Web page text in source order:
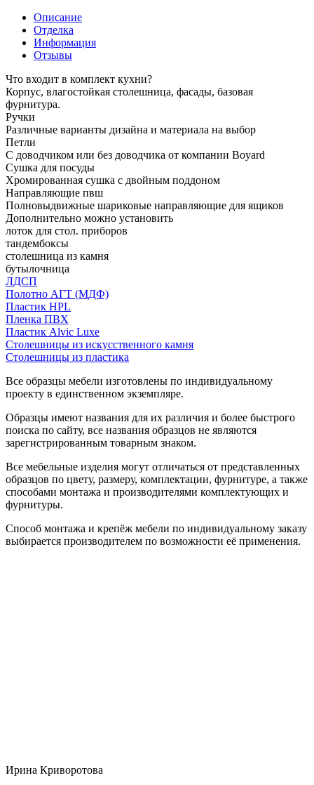
Описание
Отделка
Информация
Отзывы
Что входит в комплект кухни?
Корпус, влагостойкая столешница, фасады, базовая
фурнитура.
Ручки
Различные варианты дизайна и материала на выбор
Петли
С доводчиком или без доводчика от компании Boyard
Сушка для посуды
Хромированная сушка с двойным поддоном
Направляющие пвш
Полновыдвижные шариковые направляющие для ящиков
Дополнительно можно установить
лоток для стол. приборов
тандембоксы
столешница из камня
бутылочница
ЛДСП
Полотно АГТ (МДФ)
Пластик HPL
Пленка ПВХ
Пластик Alvic Luxe
Столешницы из искусственного камня
Столешницы из пластика
Все образцы мебели изготовлены по индивидуальному
проекту в единственном экземпляре.
Образцы имеют названия для их различия и более быстрого
поиска по сайту, все названия образцов не являются
зарегистрированным товарным знаком.
Все мебельные изделия могут отличаться от представленных
образцов по цвету, размеру, комплектации, фурнитуре, а также
способами монтажа и производителями комплектующих и
фурнитуры.
Способ монтажа и крепёж мебели по индивидуальному заказу
выбирается производителем по возможности её применения.
Ирина Криворотова